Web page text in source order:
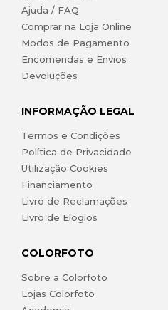
Ajuda / FAQ
Comprar na Loja Online
Modos de Pagamento
Encomendas e Envios
Devoluções
INFORMAÇÃO LEGAL
Termos e Condições
Política de Privacidade
Utilização Cookies
Financiamento
Livro de Reclamações
Livro de Elogios
COLORFOTO
Sobre a Colorfoto
Lojas Colorfoto